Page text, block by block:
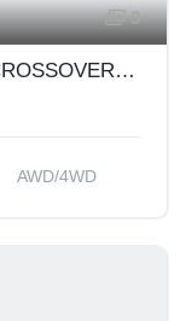
3
TOYOTA RAV 4 III (3) 150 D-4D CROSSOVER BVA AWD (blanc)
AWD/4WD